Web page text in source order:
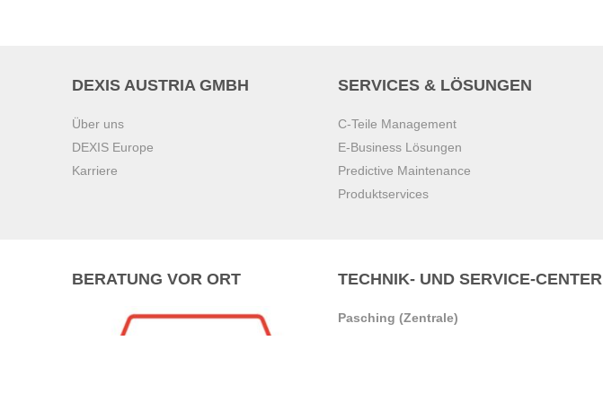
DEXIS AUSTRIA GMBH
Über uns
DEXIS Europe
Karriere
SERVICES & LÖSUNGEN
C-Teile Management
E-Business Lösungen
Predictive Maintenance
Produktservices
BERATUNG VOR ORT TECHNIK- UND SERVICE-CENTER
Pasching (Zentrale)